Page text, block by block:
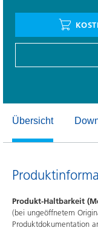
Übersicht
Produkt-Haltbarkeit
(bei ungeöffnetem
Produktdokumentation